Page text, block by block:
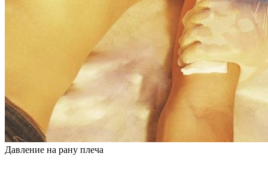
Давление на рану плеча